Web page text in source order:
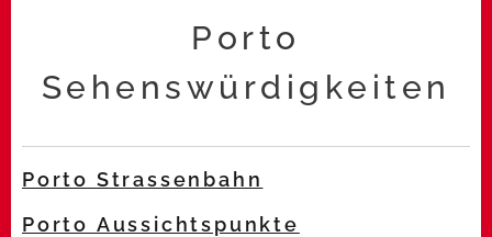
Porto
Sehenswürdigkeiten
Porto Strassenbahn
Porto Aussichtspunkte